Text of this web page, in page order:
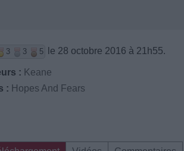
3 3 5 le 28 octobre 2016 à 21h55.
: Keane
: Hopes And Fears